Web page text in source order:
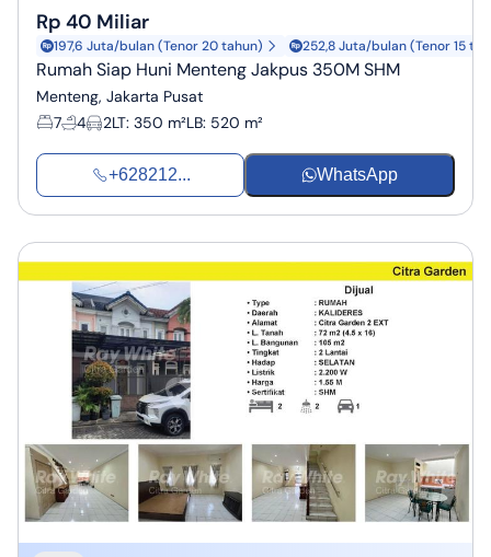
Rp 40 Miliar
197,6 Juta/bulan (Tenor 20 tahun) 252,8 Juta/bulan (Tenor 15
Rumah Siap Huni Menteng Jakpus 350M SHM
Menteng, Jakarta Pusat
7
4 2LT: 350 m²LB: 520 m²
+628212... WhatsApp